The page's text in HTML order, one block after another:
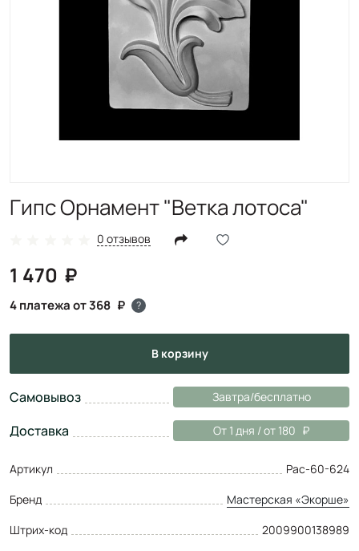
Гипс Орнамент "Ветка лотоса"
0 отзывов
1 470
4 платежа от 368 ?
в корзину
Самовывоз Завтра/бесплатно
Доставка От 1 дня / от 180
Артикул
Рас-60-624
Бренд
Мастерская «Экорше»
Штрих-код
2009900138989